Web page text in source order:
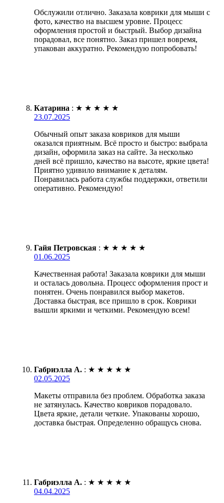
Обслужили отлично. Заказала коврики для мыши с
фото, качество на высшем уровне. Процесс
оформления простой и быстрый. Выбор дизайна
порадовал, все понятно. Заказ пришел вовремя,
упакован аккуратно. Рекомендую попробовать!
Катарина : ★ ★ ★ ★ ★
23.07.2025
Обычный опыт заказа ковриков для мыши
оказался приятным. Всё просто и быстро: выбрала
дизайн, оформила заказ на сайте. За несколько
дней всё пришло, качество на высоте, яркие цвета!
Приятно удивило внимание к деталям.
Понравилась работа службы поддержки, ответили
оперативно. Рекомендую!
Гайя Петровская : ★ ★ ★ ★ ★
01.06.2025
Качественная работа! Заказала коврики для мыши
и осталась довольна. Процесс оформления прост и
понятен. Очень понравился выбор макетов.
Доставка быстрая, все пришло в срок. Коврики
вышли яркими и четкими. Рекомендую всем!
Габриэлла А. : ★ ★ ★ ★ ★
02.05.2025
Макеты отправила без проблем. Обработка заказа
не затянулась. Качество ковриков порадовало.
Цвета яркие, детали четкие. Упакованы хорошо,
доставка быстрая. Определенно обращусь снова.
Габриэлла А. : ★ ★ ★ ★ ★
04.04.2025